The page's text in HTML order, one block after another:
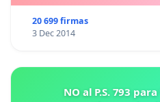
20 699 firmas
3 Dec 2014
NO al P.S. 793